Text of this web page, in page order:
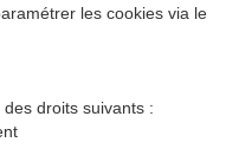
les cookies via le
droits suivants :